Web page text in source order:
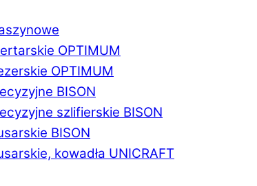
OPTIMUM
OPTIMUM
BISON
szlifierskie BISON
BISON
kowadła UNICRAFT